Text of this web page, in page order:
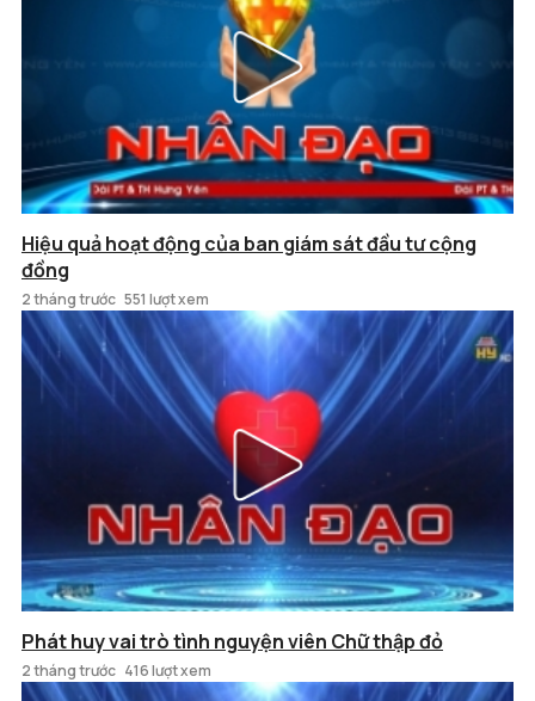
Hiệu quả hoạt động của ban giám sát đầu tư cộng
đồng
2 tháng trước 551 lượt xem
Phát huy vai trò tình nguyện viên Chữ thập đỏ
2 tháng trước 416 lượt xem